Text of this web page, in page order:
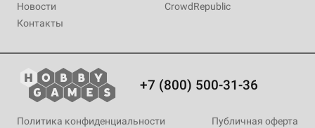
Новости
Контакты
CrowdRepublic
+7 (800) 500-31-36
Политика конфиденциальности
Публичная оферта